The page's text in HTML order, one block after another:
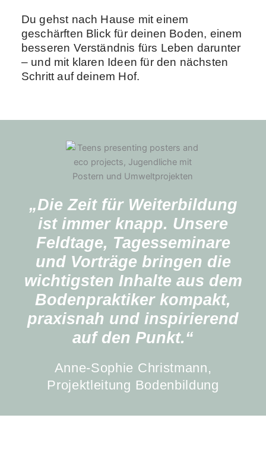
Du gehst nach Hause mit einem
geschärften Blick für deinen Boden, einem
besseren Verständnis fürs Leben darunter
– und mit klaren Ideen für den nächsten
Schritt auf deinem Hof.
„Die Zeit für Weiterbildung
ist immer knapp. Unsere
Feldtage, Tagesseminare
und Vorträge bringen die
wichtigsten Inhalte aus dem
Bodenpraktiker kompakt,
praxisnah und inspirierend
auf den Punkt.“
Anne-Sophie Christmann,
Projektleitung Bodenbildung